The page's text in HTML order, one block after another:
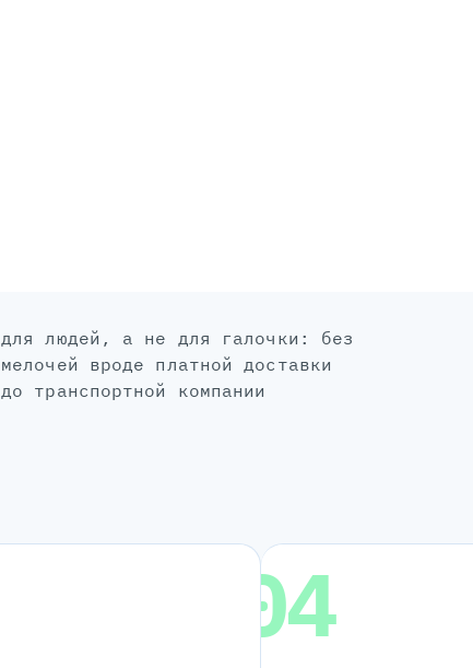
для людей, а не для галочки: без
мелочей вроде платной доставки
до транспортной компании
04